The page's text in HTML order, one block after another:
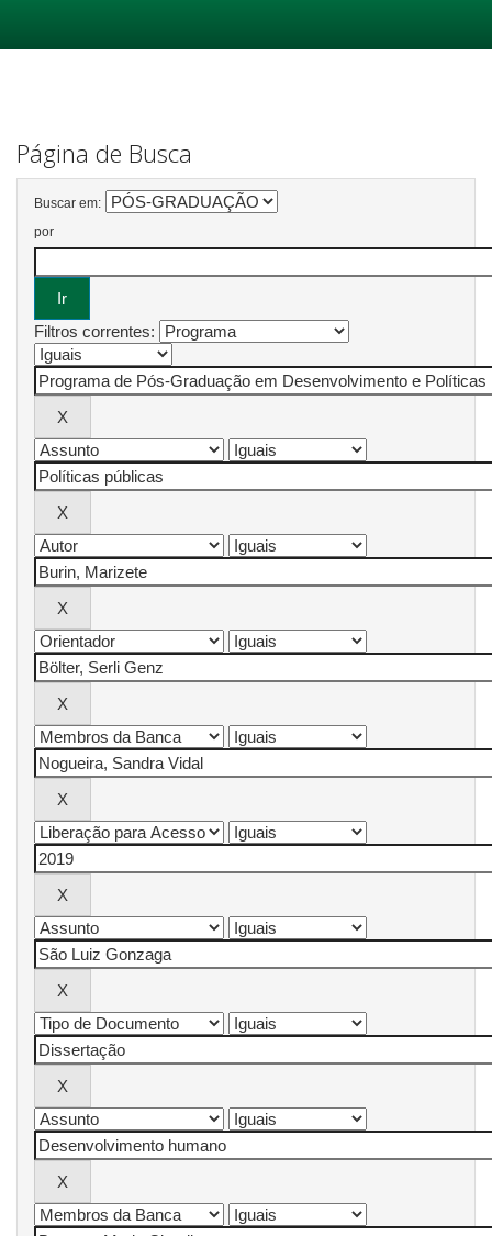
Página de Busca
Buscar em:
por
Filtros correntes: